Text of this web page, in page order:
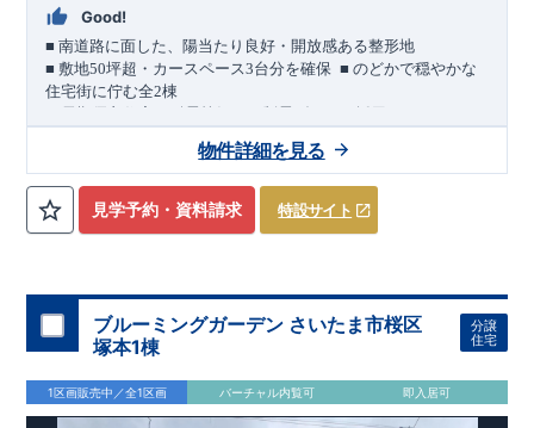
Good!
■南道路に面した、陽当たり良好・開放感ある整形地
■敷地50坪超・カースペース3台分を確保 ​■のどかで穏やかな
住宅街に佇む全2棟
（長期優良住宅／耐震等級３・制震ダンパー採用）
たりに恵まれた立地。
あり、
採光・通風・プライバシー性にも配慮した敷地計画で
す。
加須 徒歩13分
間取りのポイント
■ 1
号棟 LDK約19.5 帖のゆとりあるリビング ​陽当たりよく開放
感があります。
■共通
・主寝室は将来仕切れる可変型プラン ・2階洋室2部屋にウォー
見学予約・資料請求 特設サイト
物件詳細を見る
ブルーミングガーデン さいたま市桜区
塚本1棟
分譲
住宅
1区画販売中／全1区画 バーチャル内覧可 即入居可